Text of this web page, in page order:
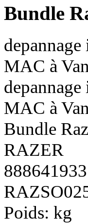
Bundle
MAC à
MAC à
Bundle
RAZER
Poids: kg